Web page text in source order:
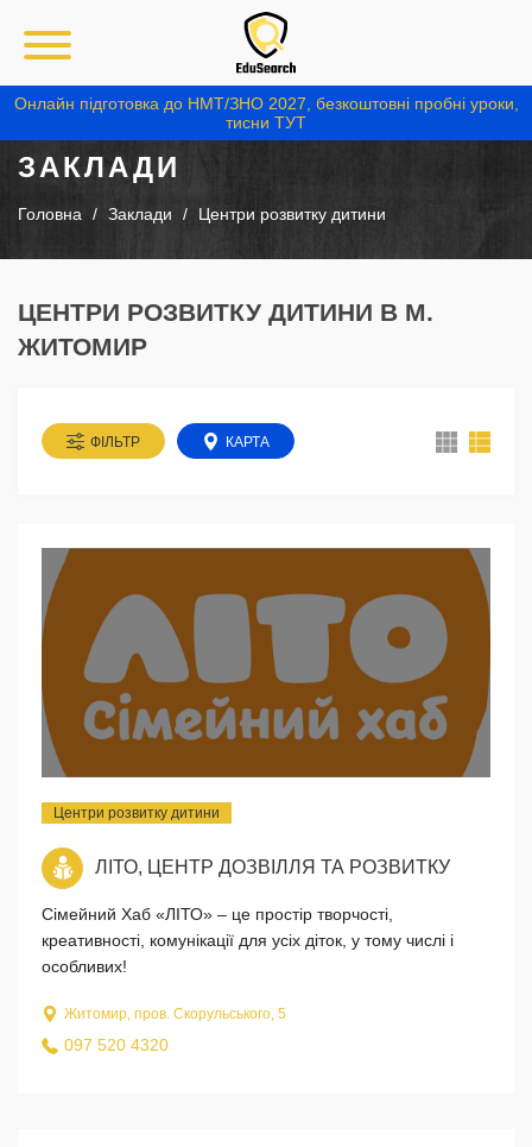
Онлайн підготовка до НМТ/ЗНО 2027, безкоштовні пробні уроки,
тисни ТУТ
ЗАКЛАДИ
Головна Заклади Центри розвитку дитини
ЦЕНТРИ РОЗВИТКУ ДИТИНИ В М.
ЖИТОМИР
ФІЛЬТР КАРТА
Центри розвитку дитини
ЛІТО, ЦЕНТР ДОЗВІЛЛЯ ТА РОЗВИТКУ
Сімейний Хаб «ЛІТО» – це простір творчості,
креативності, комунікації для усіх діток, у тому числі і
особливих!
Житомир, пров. Скорульського, 5
097 520 4320